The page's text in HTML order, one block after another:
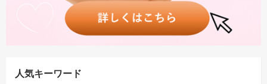
人気キーワード